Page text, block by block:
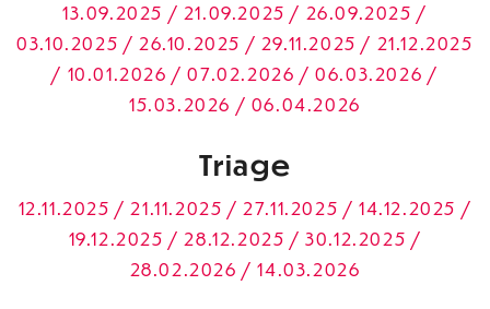
13.09.2025 / 21.09.2025 / 26.09.2025 /
03.10.2025 / 26.10.2025 / 29.11.2025 / 21.12.2025
/ 10.01.2026 / 07.02.2026 / 06.03.2026 /
15.03.2026 / 06.04.2026
Triage
12.11.2025 / 21.11.2025 / 27.11.2025 / 14.12.2025 /
19.12.2025 / 28.12.2025 / 30.12.2025 /
28.02.2026 / 14.03.2026